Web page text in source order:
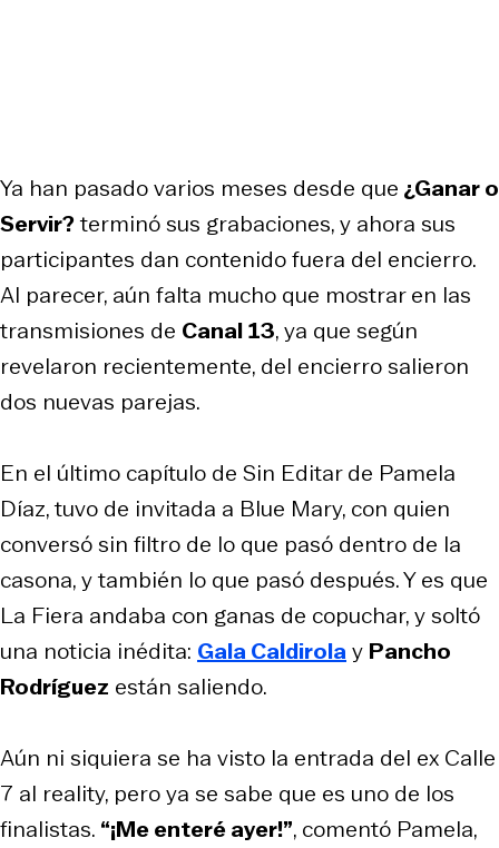
Ya han pasado varios meses desde que ¿Ganar o
Servir?terminó sus grabaciones, y ahora sus
participantes dan contenido fuera del encierro.
Al parecer, aún falta mucho que mostrar en las
transmisiones de Canal 13, ya que según
revelaron recientemente, del encierro salieron
dos nuevas parejas.
En el último capítulo de Sin Editar de Pamela
Díaz, tuvo de invitada a Blue Mary, con quien
conversó sin filtro de lo que pasó dentro de la
casona, y también lo que pasó después. Y es que
La Fiera andaba con ganas de copuchar, y soltó
una noticia inédita: Gala Caldirolay Pancho
Rodríguez están saliendo.
Aún ni siquiera se ha visto la entrada del ex Calle
7 al reality, pero ya se sabe que es uno de los
finalistas. “¡Me enteré ayer!”, comentó Pamela,